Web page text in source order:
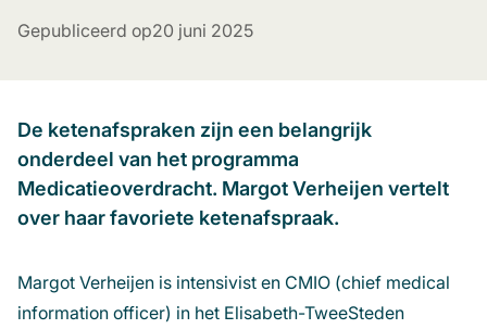
Gepubliceerd op20 juni 2025
De ketenafspraken zijn een belangrijk
onderdeel van het programma
Medicatieoverdracht. Margot Verheijen vertelt
over haar favoriete ketenafspraak.
Margot Verheijen is intensivist en CMIO (chief medical
information officer) in het Elisabeth-TweeSteden